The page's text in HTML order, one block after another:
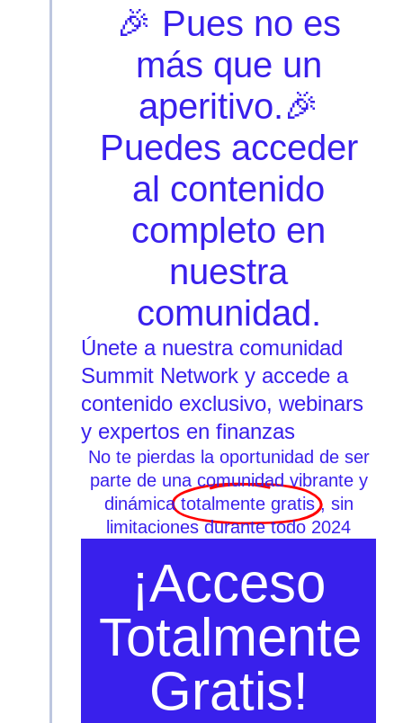
🎉 Pues no es
más que un
aperitivo.🎉
Puedes acceder
al contenido
completo en
nuestra
comunidad.
Únete a nuestra comunidad
Summit Network y accede a
contenido exclusivo, webinars
y expertos en finanzas
No te pierdas la oportunidad de ser
parte de una comunidad vibrante y
dinámica totalmente gratis , sin
limitaciones durante todo 2024
¡Acceso
Totalmente
Gratis!